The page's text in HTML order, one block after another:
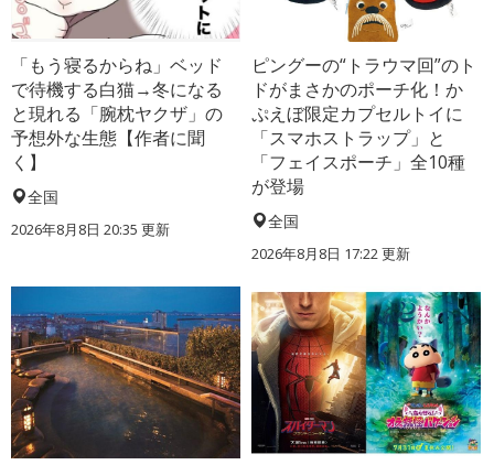
「もう寝るからね」ベッド
で待機する白猫→冬になる
と現れる「腕枕ヤクザ」の
予想外な生態【作者に聞
く】
全国
2026年8月8日 20:35 更新
ピングーの“トラウマ回”のト
ドがまさかのポーチ化！か
ぷえぼ限定カプセルトイに
「スマホストラップ」と
「フェイスポーチ」全10種
が登場
全国
2026年8月8日 17:22更新